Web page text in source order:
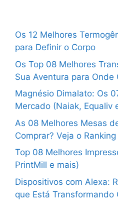
Os 12 Melhores
para Definir o Corpo
Os Top 08 Melhores
Sua Aventura para Onde
Magnésio Dimalato: Os
Mercado (Naiak, Equaliv
As 08 Melhores Mesas
Comprar? Veja o Ranking
Top 08 Melhores
PrintMill e mais)
Dispositivos com Alexa:
que Está Transformando